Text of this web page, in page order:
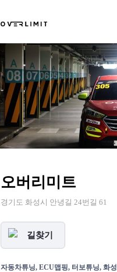
오버리미트
경기도 화성시 안녕길 24번길 61
길찾기
자동차튜닝, ECU맵핑, 터보튜닝, 화